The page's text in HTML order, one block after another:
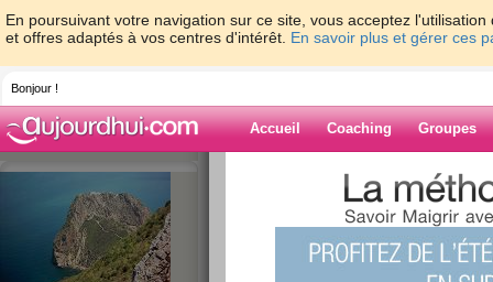
En poursuivant votre navigation sur ce site, vous acceptez
et offres adaptés à vos centres d'intérêt. En savoir plus et gérer ces
Bonjour !
Accueil Coaching Groupes
>
Blog de